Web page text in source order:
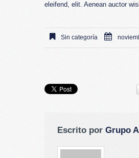
eleifend, elit. Aenean auctor
Sin categoría
Escrito por Grupo